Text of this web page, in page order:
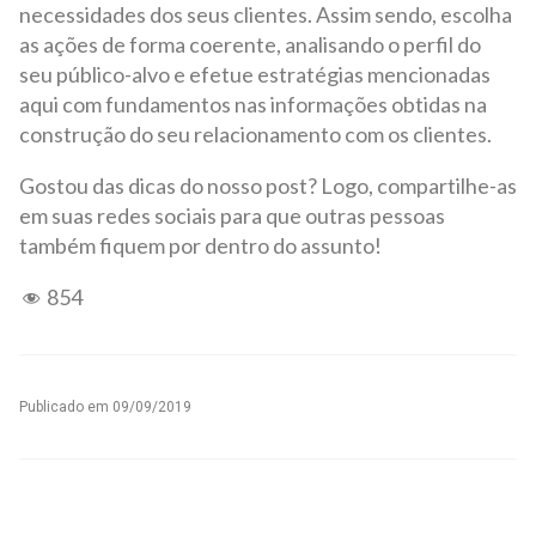
necessidades dos seus clientes. Assim sendo, escolha
as ações de forma coerente, analisando o perfil do
seu público-alvo e efetue estratégias mencionadas
aqui com fundamentos nas informações obtidas na
construção do seu relacionamento com os clientes.
Gostou das dicas do nosso post? Logo, compartilhe-as
em suas redes sociais para que outras pessoas
também fiquem por dentro do assunto!
854
Publicado em 09/09/2019